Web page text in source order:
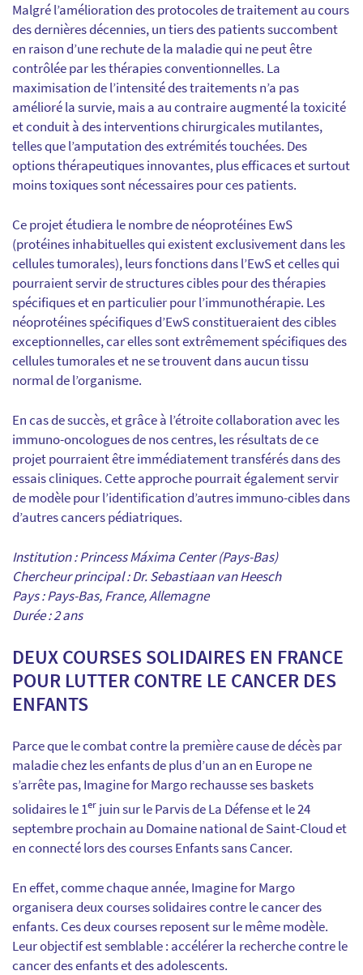
Malgré l’amélioration des protocoles de traitement au cours
des dernières décennies, un tiers des patients succombent
en raison d’une rechute de la maladie qui ne peut être
contrôlée par les thérapies conventionnelles. La
maximisation de l’intensité des traitements n’a pas
amélioré la survie, mais a au contraire augmenté la toxicité
et conduit à des interventions chirurgicales mutilantes,
telles que l’amputation des extrémités touchées. Des
options thérapeutiques innovantes, plus efficaces et surtout
moins toxiques sont nécessaires pour ces patients.
Ce projet étudiera le nombre de néoprotéines EwS
(protéines inhabituelles qui existent exclusivement dans les
cellules tumorales), leurs fonctions dans l’EwS et celles qui
pourraient servir de structures cibles pour des thérapies
spécifiques et en particulier pour l’immunothérapie. Les
néoprotéines spécifiques d’EwS constitueraient des cibles
exceptionnelles, car elles sont extrêmement spécifiques des
cellules tumorales et ne se trouvent dans aucun tissu
normal de l’organisme.
En cas de succès, et grâce à l’étroite collaboration avec les
immuno-oncologues de nos centres, les résultats de ce
projet pourraient être immédiatement transférés dans des
essais cliniques. Cette approche pourrait également servir
de modèle pour l’identification d’autres immuno-cibles dans
d’autres cancers pédiatriques.
Institution : Princess Máxima Center (Pays-Bas)
Chercheur principal : Dr. Sebastiaan van Heesch
Pays : Pays-Bas, France, Allemagne
Durée : 2 ans
DEUX COURSES SOLIDAIRES EN FRANCE
POUR LUTTER CONTRE LE CANCER DES
ENFANTS
Parce que le combat contre la première cause de décès par
maladie chez les enfants de plus d’un an en Europe ne
s’arrête pas, Imagine for Margo rechausse ses baskets
solidaires le 1er juin sur le Parvis de La Défense et le 24
septembre prochain au Domaine national de Saint-Cloud et
en connecté lors des courses Enfants sans Cancer.
En effet, comme chaque année, Imagine for Margo
organisera deux courses solidaires contre le cancer des
enfants. Ces deux courses reposent sur le même modèle.
Leur objectif est semblable : accélérer la recherche contre le
cancer des enfants et des adolescents.